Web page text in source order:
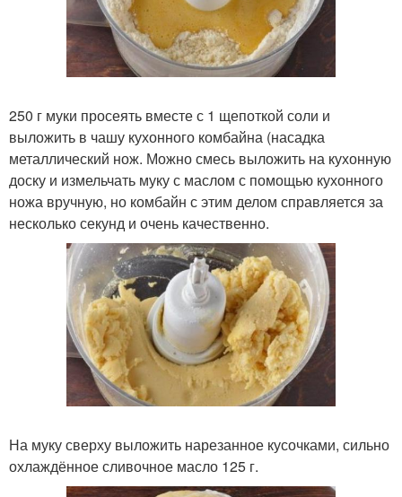
250 г муки просеять вместе с 1 щепоткой соли и
выложить в чашу кухонного комбайна (насадка
металлический нож. Можно смесь выложить на кухонную
доску и измельчать муку с маслом с помощью кухонного
ножа вручную, но комбайн с этим делом справляется за
несколько секунд и очень качественно.
На муку сверху выложить нарезанное кусочками, сильно
охлаждённое сливочное масло 125 г.